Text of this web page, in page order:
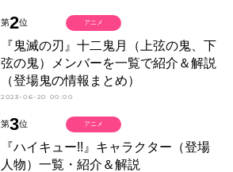
第2位
『鬼滅の刃』十二鬼月（上弦の鬼、下
弦の鬼）メンバーを一覧で紹介＆解説
（登場鬼の情報まとめ）
2023-06-20 00:00
アニメ
第3位
『ハイキュー!!』キャラクター（登場
人物）一覧・紹介＆解説
アニメ